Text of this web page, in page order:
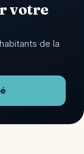
votre
de la